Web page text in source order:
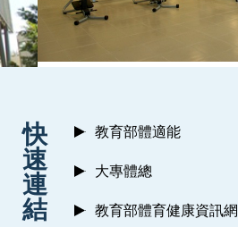
快
速
連
結
教育部體適能
大專體總
教育部體育健康資訊網